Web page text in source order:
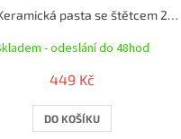
Motip Keramická pasta se štětcem 200ml
- odeslání do 48hod
449 Kč
DO KOŠÍKU